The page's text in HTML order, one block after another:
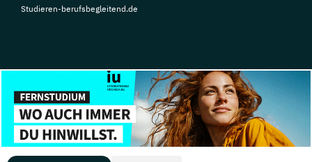
Studieren-berufsbegleitend.de
© Copyright 2026, TarGroup Media GmbH
Impressum
Über
uns
Datenschutzerklärung Nutzungsbedingungen